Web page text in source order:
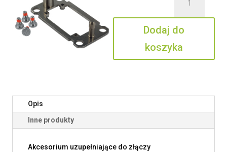
06
DF
Dodaj do
koszyka
Opis
Inne produkty
Akcesorium uzupełniające do złączy